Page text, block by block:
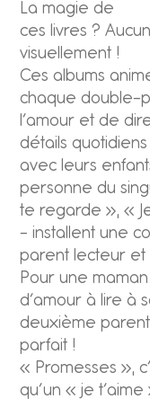
La magie de
ces livres ?
visuellement !
Ces albums
chaque double-
l’amour et de
détails
avec leurs
personne du
te regarde », «
– installent une
parent lecteur et
Pour une
d’amour à lire à
deuxième parent
parfait !
« Promesses »,
qu’un « je